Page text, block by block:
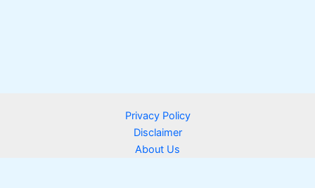
Privacy Policy
Disclaimer
About Us